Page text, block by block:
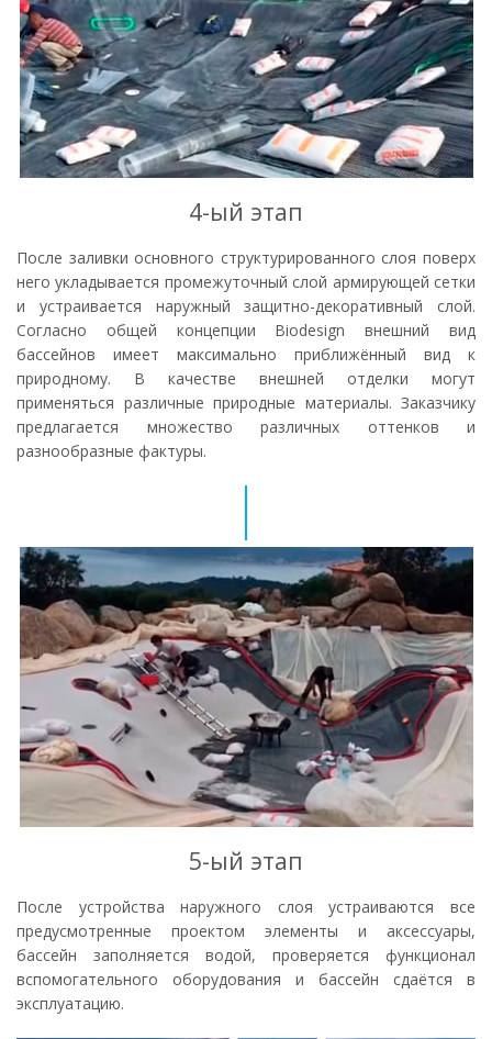
4-ый этап
После заливки основного структурированного слоя поверх
него укладывается промежуточный слой армирующей сетки
и устраивается наружный защитно-декоративный слой.
Согласно общей концепции Biodesign внешний вид
бассейнов имеет максимально приближённый вид к
природному. В качестве внешней отделки могут
применяться различные природные материалы. Заказчику
предлагается множество различных оттенков и
разнообразные фактуры.
5-ый этап
После устройства наружного слоя устраиваются все
предусмотренные проектом элементы и аксессуары,
бассейн заполняется водой, проверяется функционал
вспомогательного оборудования и бассейн сдаётся в
эксплуатацию.